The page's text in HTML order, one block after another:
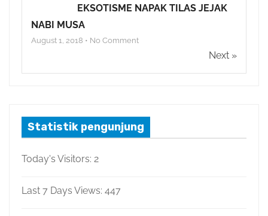
EKSOTISME NAPAK TILAS JEJAK
NABI MUSA
August 1, 2018 • No Comment
Next »
Statistik pengunjung
Today's Visitors: 2
Last 7 Days Views: 447